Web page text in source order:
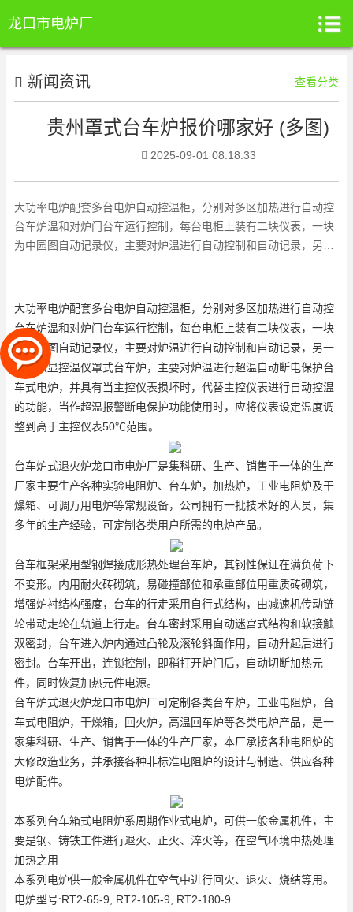
龙口市电炉厂
新闻资讯 查看分类
贵州罩式台车炉报价哪家好 (多图)
2025-09-01 08:18:33
大功率电炉配套多台电炉自动控温柜，分别对多区加热进行自动控
台车炉温和对炉门台车运行控制，每台电柜上装有二块仪表，一块
为中园图自动记录仪，主要对炉温进行自动控制和自动记录，另一
大功率电炉配套多台电炉自动控温柜，分别对多区加热进行自动控
台车炉温和对炉门台车运行控制，每台电柜上装有二块仪表，一块
为中园图自动记录仪，主要对炉温进行自动控制和自动记录，另一
块为数显控温仪罩式台车炉，主要对炉温进行超温自动断电保护台
车式电炉，并具有当主控仪表损坏时，代替主控仪表进行自动控温
的功能，当作超温报警断电保护功能使用时，应将仪表设定温度调
整到高于主控仪表50℃范围。
台车炉式退火炉龙口市电炉厂是集科研、生产、销售于一体的生产
厂家主要生产各种实验电阻炉、台车炉，加热炉，工业电阻炉及干
燥箱、可调万用电炉等常规设备，公司拥有一批技术好的人员，集
多年的生产经验，可定制各类用户所需的电炉产品。
台车框架采用型钢焊接成形热处理台车炉，其钢性保证在满负荷下
不变形。内用耐火砖砌筑，易碰撞部位和承重部位用重质砖砌筑，
增强炉衬结构强度，台车的行走采用自行式结构，由减速机传动链
轮带动走轮在轨道上行走。台车密封采用自动迷宫式结构和软接触
双密封，台车进入炉内通过凸轮及滚轮斜面作用，自动升起后进行
密封。台车开出，连锁控制，即稍打开炉门后，自动切断加热元
件，同时恢复加热元件电源。
台车炉式退火炉龙口市电炉厂可定制各类台车炉，工业电阻炉，台
车式电阻炉，干燥箱，回火炉，高温回车炉等各类电炉产品，是一
家集科研、生产、销售于一体的生产厂家，本厂承接各种电阻炉的
大修改造业务，并承接各种非标准电阻炉的设计与制造、供应各种
电炉配件。
本系列台车箱式电阻炉系周期作业式电炉，可供一般金属机件，主
要是钢、铸铁工件进行退火、正火、淬火等，在空气环境中热处理
加热之用
本系列电炉供一般金属机件在空气中进行回火、退火、烧结等用。
电炉型号:RT2-65-9, RT2-105-9, RT2-180-9